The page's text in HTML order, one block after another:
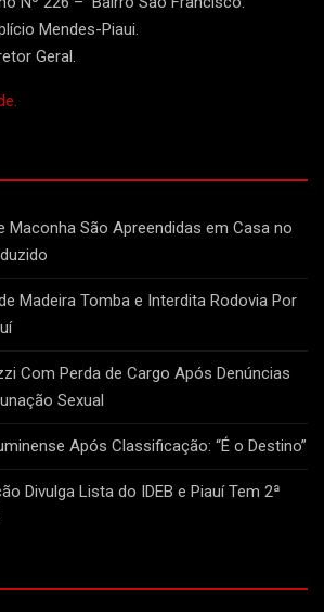
Mendes-Piaui.
Geral.
Maconha São Apreendidas em Casa no
Madeira Tomba e Interdita Rodovia Por
Com Perda de Cargo Após Denúncias
Sexual
Após Classificação: “É o Destino”
Divulga Lista do IDEB e Piauí Tem 2ª